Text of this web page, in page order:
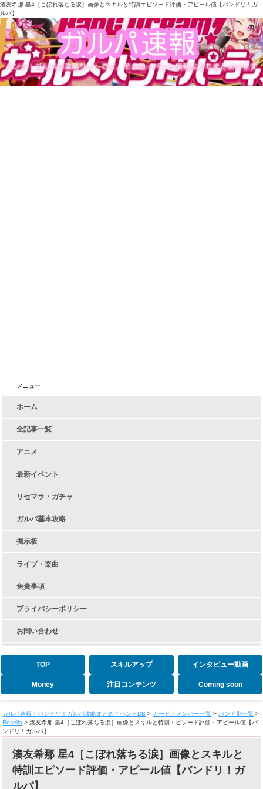
湊友希那 星4［こぼれ落ちる涙］画像とスキルと特訓エピソード評価・アピール値【バンドリ！ガ
ルパ】
メニュー
ホーム
全記事一覧
アニメ
最新イベント
リセマラ・ガチャ
ガルパ基本攻略
掲示板
ライブ・楽曲
免責事項
プライバシーポリシー
お問い合わせ
TOP スキルアップ インタビュー動画
Money 注目コンテンツ Coming soon
ガルパ速報｜バンドリ！ガルパ攻略まとめイベントDB > カード・メンバー一覧 > バンド別一覧 >
Roselia >湊友希那 星4［こぼれ落ちる涙］画像とスキルと特訓エピソード評価・アピール値【バ
ンドリ！ガルパ】
湊友希那 星4［こぼれ落ちる涙］画像とスキルと
特訓エピソード評価・アピール値【バンドリ！ガ
ルパ】